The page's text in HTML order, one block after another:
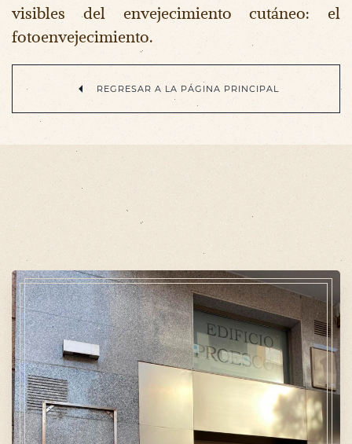
visibles del envejecimiento cutáneo: el
fotoenvejecimiento.
REGRESAR A LA PÁGINA PRINCIPAL